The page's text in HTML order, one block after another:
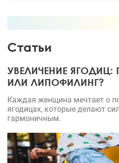
Статьи
УВЕЛИЧЕНИЕ
ИЛИ ЛИПОФИЛИНГ?
Каждая женщина мечтает о
ягодицах, которые делают
гармоничным.